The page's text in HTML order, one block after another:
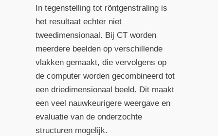
In tegenstelling tot röntgenstraling is
het resultaat echter niet
tweedimensionaal. Bij CT worden
meerdere beelden op verschillende
vlakken gemaakt, die vervolgens op
de computer worden gecombineerd tot
een driedimensionaal beeld. Dit maakt
een veel nauwkeurigere weergave en
evaluatie van de onderzochte
structuren mogelijk.